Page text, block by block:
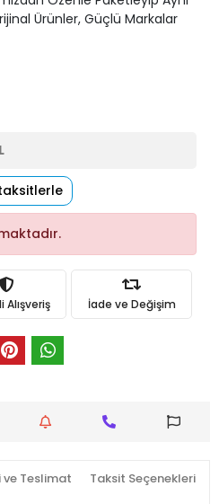
Ürünler, Güçlü Markalar
Alışveriş İade ve Değişim
Teslimat Taksit Seçenekleri